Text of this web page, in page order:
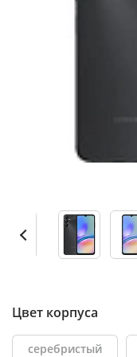
Цвет корпуса
серебристый